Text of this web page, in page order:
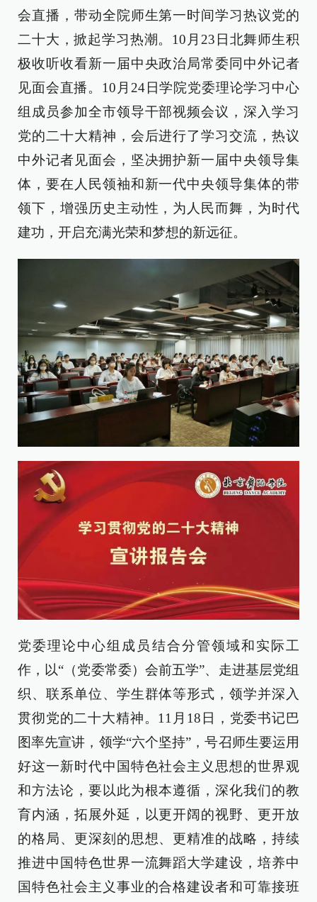
会直播，带动全院师生第一时间学习热议党的
二十大，掀起学习热潮。10月23日北舞师生积
极收听收看新一届中央政治局常委同中外记者
见面会直播。10月24日学院党委理论学习中心
组成员参加全市领导干部视频会议，深入学习
党的二十大精神，会后进行了学习交流，热议
中外记者见面会，坚决拥护新一届中央领导集
体，要在人民领袖和新一代中央领导集体的带
领下，增强历史主动性，为人民而舞，为时代
建功，开启充满光荣和梦想的新远征。
党委理论中心组成员结合分管领域和实际工
作，以“（党委常委）会前五学”、走进基层党组
织、联系单位、学生群体等形式，领学并深入
贯彻党的二十大精神。11月18日，党委书记巴
图率先宣讲，领学“六个坚持”，号召师生要运用
好这一新时代中国特色社会主义思想的世界观
和方法论，要以此为根本遵循，深化我们的教
育内涵，拓展外延，以更开阔的视野、更开放
的格局、更深刻的思想、更精准的战略，持续
推进中国特色世界一流舞蹈大学建设，培养中
国特色社会主义事业的合格建设者和可靠接班